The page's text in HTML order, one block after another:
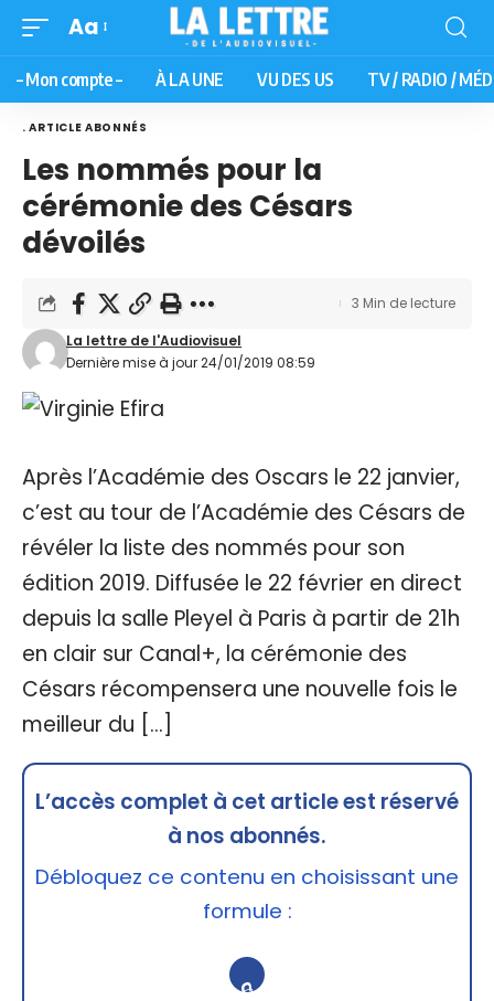
Aa
– Mon compte – À LA UNE VU DES US TV / RADIO /
. ARTICLE ABONNÉS
Les nommés pour la
cérémonie des Césars
dévoilés
Dernière mise à jour 24/01/2019 08:59
La lettre de l'Audiovisuel
3 Min de lecture
Après l’Académie des Oscars le 22 janvier,
c’est au tour de l’Académie des Césars de
révéler la liste des nommés pour son
édition 2019. Diffusée le 22 février en direct
depuis la salle Pleyel à Paris à partir de 21h
en clair sur Canal+, la cérémonie des
Césars récompensera une nouvelle fois le
meilleur du […]
L’accès complet à cet article est réservé
à nos abonnés.
Débloquez ce contenu en choisissant une
formule :
🔒